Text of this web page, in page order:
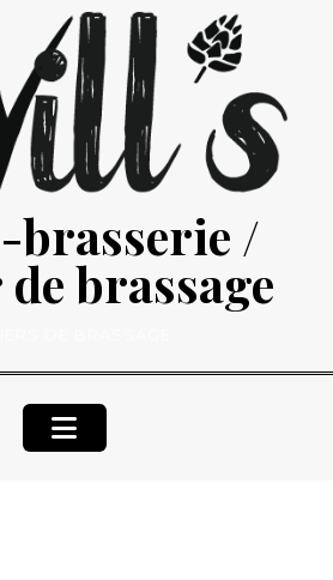
brasserie /
brassage